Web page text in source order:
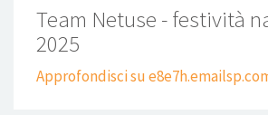
Team Netuse - festività
2025
Approfondisci su